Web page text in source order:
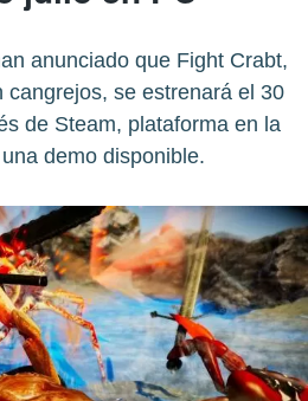
anunciado que Fight Crabt,
cangrejos, se estrenará el 30
de Steam, plataforma en la
demo disponible.